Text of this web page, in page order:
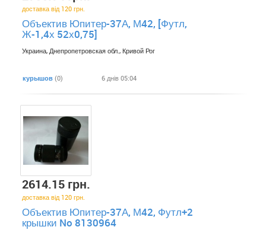
доставка від 120 грн.
Объектив Юпитер-37А, М42, [Футл,
Ж-1,4х 52х0,75]
Украина, Днепропетровская обл., Кривой Рог
курышов (0) 6 днів 05:04
2614.15 грн.
доставка від 120 грн.
Объектив Юпитер-37А, М42, Футл+2
крышки No 8130964